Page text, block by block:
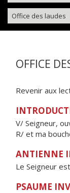
Office des laudes
OFFICE
Revenir aux
V/ Seigneur,
R/ et ma
ANTIENNE
Le Seigneur
PSAUME